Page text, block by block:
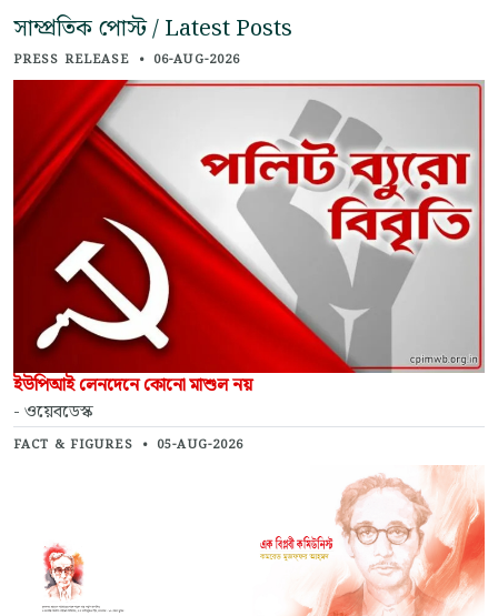
সাম্প্রতিক পোস্ট / Latest Posts
PRESS RELEASE • 06-AUG-2026
ইউপিআই লেনদেনে কোনো মাশুল নয়
- ওয়েবডেস্ক
FACT & FIGURES • 05-AUG-2026